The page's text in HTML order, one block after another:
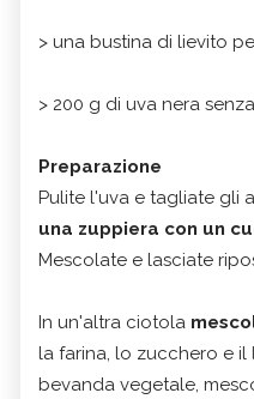
> una bustina di lievito
> 200 g di uva nera
Preparazione
Pulite l'uva e tagliate gli
una zuppiera con un
Mescolate e lasciate
In un'altra ciotola
la farina, lo zucchero e
bevanda vegetale,